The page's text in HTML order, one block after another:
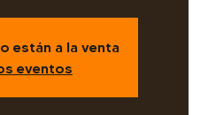
están a la venta
eventos